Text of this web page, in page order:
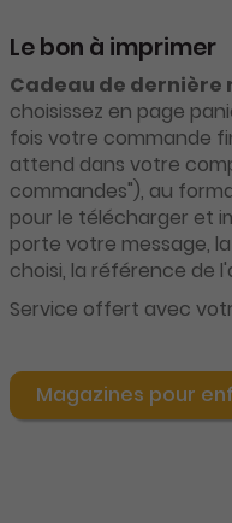
Le bon à imprimer
Cadeau de dernière
choisissez en page
fois votre commande
attend dans votre
commandes"), au
pour le télécharger et
porte votre message,
choisi, la référence de
Service offert avec
Magazines pour